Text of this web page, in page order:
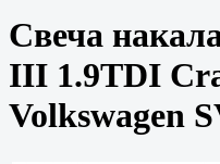
Свеча
III 1.9TDI
Volkswagen